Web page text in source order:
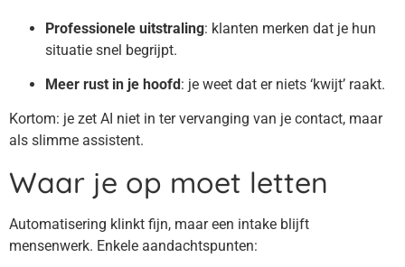
Professionele uitstraling: klanten merken dat je hun
situatie snel begrijpt.
Meer rust in je hoofd: je weet dat er niets ‘kwijt’ raakt.
Kortom: je zet AI niet in ter vervanging van je contact, maar
als slimme assistent.
Waar je op moet letten
Automatisering klinkt fijn, maar een intake blijft
mensenwerk. Enkele aandachtspunten: